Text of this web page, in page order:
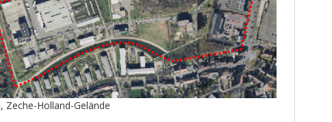
Zeche-Holland-Gelände